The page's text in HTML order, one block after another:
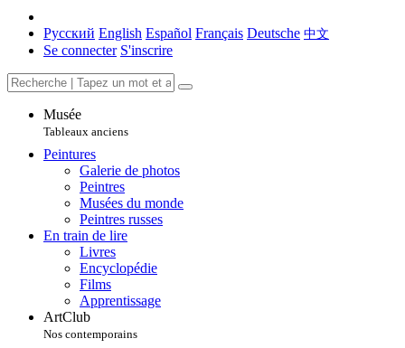
Русский English Español Français Deutsche 中文
Se connecter S'inscrire
Musée
Tableaux anciens
Peintures
Galerie de photos
Peintres
Musées du monde
Peintres russes
En train de lire
Livres
Encyclopédie
Films
Apprentissage
ArtClub
Nos contemporains